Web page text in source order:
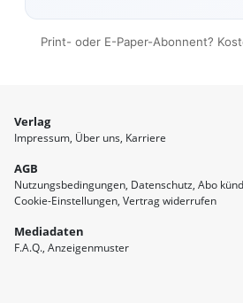
Print- oder E-Paper-Abonnent?
Verlag
Impressum Über uns Karriere
AGB
Nutzungsbedingungen Datenschutz Abo
Cookie-Einstellungen Vertrag widerrufen
Mediadaten
F.A.Q. Anzeigenmuster